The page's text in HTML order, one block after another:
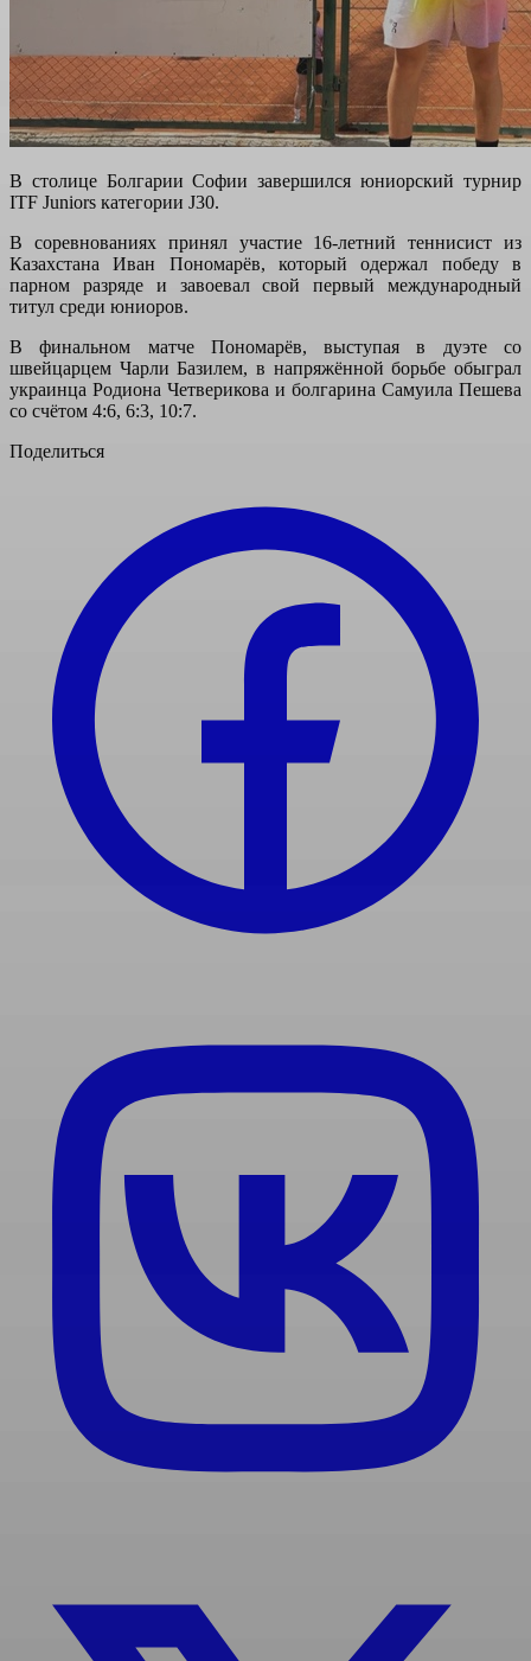
В столице Болгарии Софии завершился юниорский турнир
ITF Juniors категории J30.
В соревнованиях принял участие 16-летний теннисист из
Казахстана Иван Пономарёв, который одержал победу в
парном разряде и завоевал свой первый международный
титул среди юниоров.
В финальном матче Пономарёв, выступая в дуэте со
швейцарцем Чарли Базилем, в напряжённой борьбе обыграл
украинца Родиона Четверикова и болгарина Самуила Пешева
со счётом 4:6, 6:3, 10:7.
Поделиться